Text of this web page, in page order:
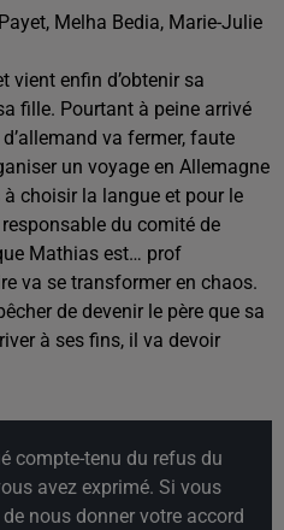
Melha Bedia, Marie-Julie
vient enfin d’obtenir sa
fille. Pourtant à peine arrivé
va fermer, faute
un voyage en Allemagne
choisir la langue et pour le
du comité de
Mathias est… prof
va se transformer en chaos.
de devenir le père que sa
à ses fins, il va devoir
compte-tenu du refus du
avez exprimé. Si vous
nous donner votre accord